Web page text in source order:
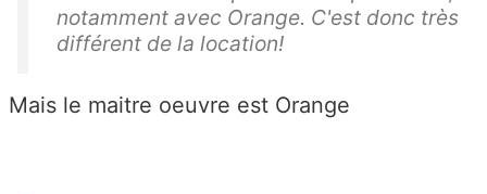
notamment avec Orange. C'est donc très
différent de la location!
Mais le maitre oeuvre est Orange